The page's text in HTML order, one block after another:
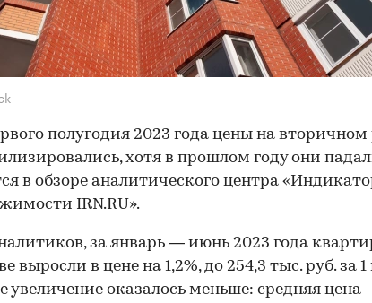
полугодия 2023 года цены на
хотя в прошлом году они
в обзоре аналитического центра
IRN.RU».
за январь — июнь 2023 года
выросли в цене на 1,2%, до 254,3 тыс. руб. за 1
увеличение оказалось меньше: средняя цена